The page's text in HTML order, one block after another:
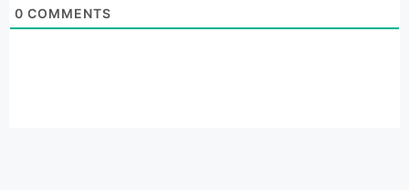
0 COMMENTS